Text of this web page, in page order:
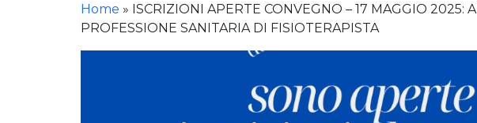
Home » ISCRIZIONI APERTE CONVEGNO – 17 MAGGIO 2025:
PROFESSIONE SANITARIA DI FISIOTERAPISTA